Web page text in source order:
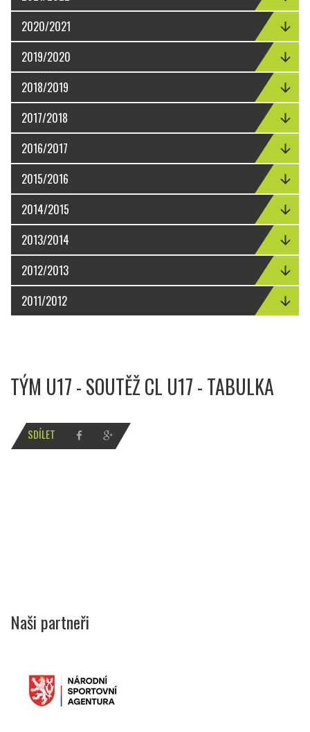
2020/2021
2019/2020
2018/2019
2017/2018
2016/2017
2015/2016
2014/2015
2013/2014
2012/2013
2011/2012
TÝM U17 - SOUTĚŽ CL U17 - TABULKA
SDÍLET
Naši partneři